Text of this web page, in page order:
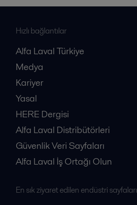
Hızlı bağlantılar
Alfa Laval Türkiye
Medya
Kariyer
Yasal
HERE Dergisi
Alfa Laval Distribütörleri
Güvenlik Veri Sayfaları
Alfa Laval İş Ortağı Olun
En sık ziyaret edilen endüstri sayfaları